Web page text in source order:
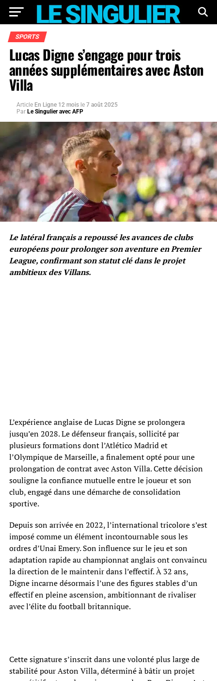
SPORTS
Lucas Digne s’engage pour trois
années supplémentaires avec Aston
Villa
Article En Ligne 12 mois le 7 août 2025
Par Le Singulier avec AFP
Le latéral français a repoussé les avances de clubs
européens pour prolonger son aventure en Premier
League, confirmant son statut clé dans le projet
ambitieux des Villans.
L’expérience anglaise de Lucas Digne se prolongera
jusqu’en 2028. Le défenseur français, sollicité par
plusieurs formations dont l’Atlético Madrid et
l’Olympique de Marseille, a finalement opté pour une
prolongation de contrat avec Aston Villa. Cette décision
souligne la confiance mutuelle entre le joueur et son
club, engagé dans une démarche de consolidation
sportive.
Depuis son arrivée en 2022, l’international tricolore s’est
imposé comme un élément incontournable sous les
ordres d’Unai Emery. Son influence sur le jeu et son
adaptation rapide au championnat anglais ont convaincu
la direction de le maintenir dans l’effectif. À 32 ans,
Digne incarne désormais l’une des figures stables d’un
effectif en pleine ascension, ambitionnant de rivaliser
avec l’élite du football britannique.
Cette signature s’inscrit dans une volonté plus large de
stabilité pour Aston Villa, déterminé à bâtir un projet